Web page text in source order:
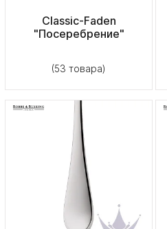
Classic-Faden
"Посеребрение"
(53 товара)